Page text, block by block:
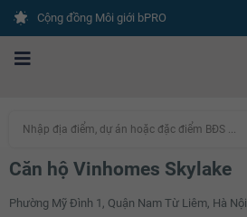
Cộng đồng Môi giới bPRO
Nhập địa điểm, dự án hoặc đặc điểm BĐS ...
Căn hộ Vinhomes Skylake
Phường Mỹ Đình 1, Quận Nam Từ Liêm, Hà Nội